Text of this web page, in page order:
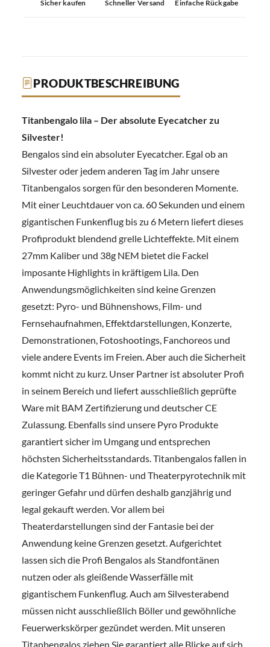
Sicher kaufen Schneller Versand Einfache Rückgabe
PRODUKTBESCHREIBUNG
Titanbengalo lila – Der absolute Eyecatcher zu
Silvester!
Bengalos sind ein absoluter Eyecatcher. Egal ob an
Silvester oder jedem anderen Tag im Jahr unsere
Titanbengalos sorgen für den besonderen Momente.
Mit einer Leuchtdauer von ca. 60 Sekunden und einem
gigantischen Funkenflug bis zu 6 Metern liefert dieses
Profiprodukt blendend grelle Lichteffekte. Mit einem
27mm Kaliber und 38g NEM bietet die Fackel
imposante Highlights in kräftigem Lila. Den
Anwendungsmöglichkeiten sind keine Grenzen
gesetzt: Pyro- und Bühnenshows, Film- und
Fernsehaufnahmen, Effektdarstellungen, Konzerte,
Demonstrationen, Fotoshootings, Fanchoreos und
viele andere Events im Freien. Aber auch die Sicherheit
kommt nicht zu kurz. Unser Partner ist absoluter Profi
in seinem Bereich und liefert ausschließlich geprüfte
Ware mit BAM Zertifizierung und deutscher CE
Zulassung. Ebenfalls sind unsere Pyro Produkte
garantiert sicher im Umgang und entsprechen
höchsten Sicherheitsstandards. Titanbengalos fallen in
die Kategorie T1 Bühnen- und Theaterpyrotechnik mit
geringer Gefahr und dürfen deshalb ganzjährig und
legal gekauft werden. Vor allem bei
Theaterdarstellungen sind der Fantasie bei der
Anwendung keine Grenzen gesetzt. Aufgerichtet
lassen sich die Profi Bengalos als Standfontänen
nutzen oder als gleißende Wasserfälle mit
gigantischem Funkenflug. Auch am Silvesterabend
müssen nicht ausschließlich Böller und gewöhnliche
Feuerwerkskörper gezündet werden. Mit unseren
Titanbengalos ziehen Sie garantiert alle Blicke auf sich